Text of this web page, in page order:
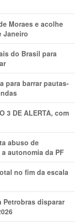
Moraes e acolhe
Janeiro
do Brasil para
para barrar pautas-
3 DE ALERTA, com
abuso de
autonomia da PF
no fim da escala
Petrobras disparar